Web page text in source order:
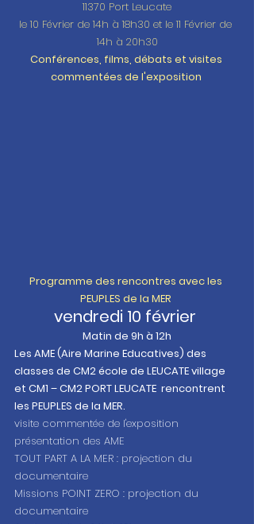
11370 Port Leucate
le 10 Février de 14h à 18h30 et le 11 Février de
14h à 20h30
Conférences, films, débats et visites
commentées de l'exposition
Programme des rencontres avec les
PEUPLES de la MER
vendredi 10 février
Matin de 9h à 12h
Les AME (Aire Marine Educatives) des
classes de CM2 école de LEUCATE village
et CM1 – CM2 PORT LEUCATE  rencontrent
les PEUPLES de la MER.
visite commentée de l'exposition
présentation des AME
TOUT PART A LA MER : projection du
documentaire
Missions POINT ZERO : projection du
documentaire